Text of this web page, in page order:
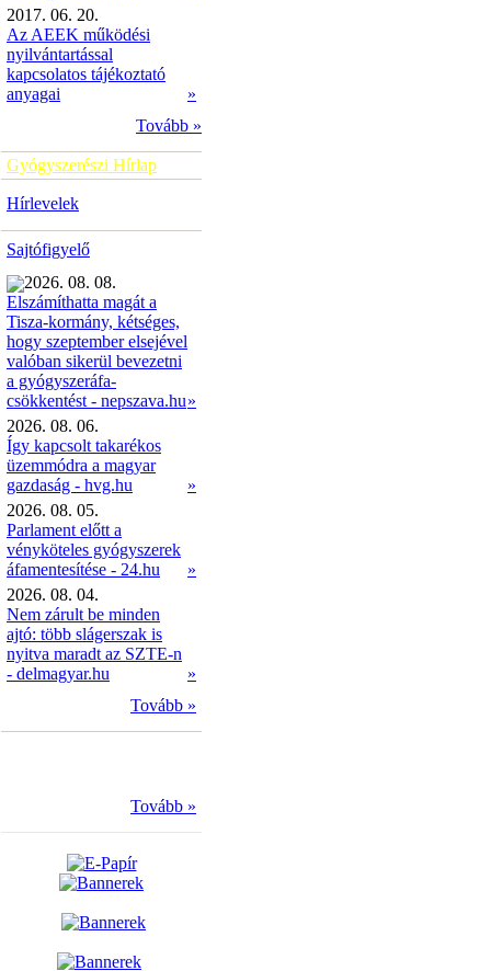
2017. 06. 20.
Az AEEK működési
nyilvántartással
kapcsolatos tájékoztató
anyagai
»
Tovább »
Gyógyszerészi Hírlap
Hírlevelek
Sajtófigyelő
2026. 08. 08.
Elszámíthatta magát a
Tisza-kormány, kétséges,
hogy szeptember elsejével
valóban sikerül bevezetni
a gyógyszeráfa-
csökkentést - nepszava.hu»
2026. 08. 06.
Így kapcsolt takarékos
üzemmódra a magyar
gazdaság - hvg.hu
»
2026. 08. 05.
Parlament előtt a
vényköteles gyógyszerek
áfamentesítése - 24.hu
»
2026. 08. 04.
Nem zárult be minden
ajtó: több slágerszak is
nyitva maradt az SZTE-n
- delmagyar.hu
»
Tovább »
Tovább »